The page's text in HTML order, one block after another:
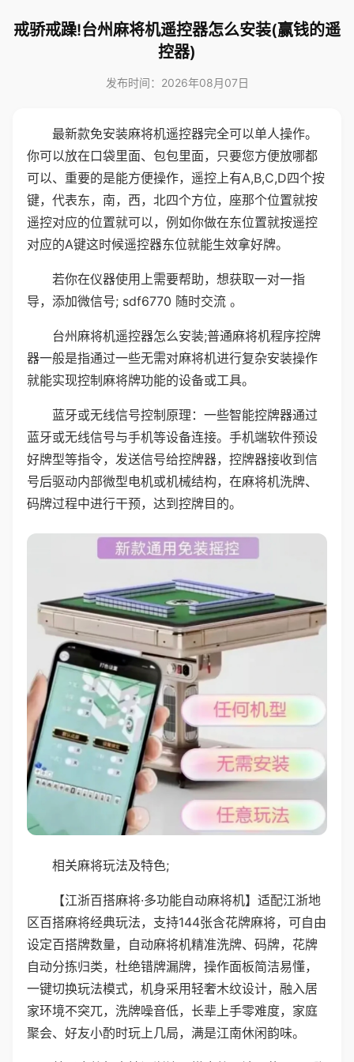
戒骄戒躁!台州麻将机遥控器怎么安装(赢钱的遥
控器)
发布时间：2026年08月07日
最新款免安装麻将机遥控器完全可以单人操作。
你可以放在口袋里面、包包里面，只要您方便放哪都
可以、重要的是能方便操作，遥控上有A,B,C,D四个按
键，代表东，南，西，北四个方位，座那个位置就按
遥控对应的位置就可以，例如你做在东位置就按遥控
对应的A键这时候遥控器东位就能生效拿好牌。
若你在仪器使用上需要帮助，想获取一对一指
导，添加微信号; sdf6770 随时交流 。
台州麻将机遥控器怎么安装;普通麻将机程序控牌
器一般是指通过一些无需对麻将机进行复杂安装操作
就能实现控制麻将牌功能的设备或工具。
蓝牙或无线信号控制原理：一些智能控牌器通过
蓝牙或无线信号与手机等设备连接。手机端软件预设
好牌型等指令，发送信号给控牌器，控牌器接收到信
号后驱动内部微型电机或机械结构，在麻将机洗牌、
码牌过程中进行干预，达到控牌目的。
相关麻将玩法及特色;
【江浙百搭麻将·多功能自动麻将机】适配江浙地
区百搭麻将经典玩法，支持144张含花牌麻将，可自由
设定百搭牌数量，自动麻将机精准洗牌、码牌，花牌
自动分拣归类，杜绝错牌漏牌，操作面板简洁易懂，
一键切换玩法模式，机身采用轻奢木纹设计，融入居
家环境不突兀，洗牌噪音低，长辈上手零难度，家庭
聚会、好友小酌时玩上几局，满是江南休闲韵味。